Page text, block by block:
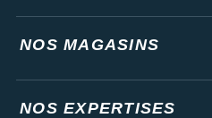
NOS MAGASINS
NOS EXPERTISES